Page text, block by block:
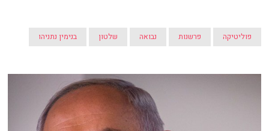
פוליטיקה פרשנות נבואה שלטון בנימין נתניהו